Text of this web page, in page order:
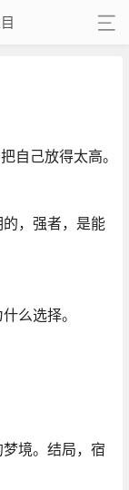
自己放得太高。
，强者，是能
么选择。
境。结局，宿